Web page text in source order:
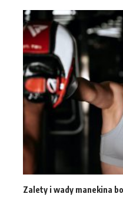
Zalety i wady manekina